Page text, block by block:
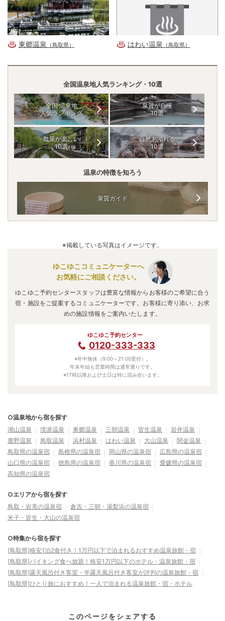
東郷温泉 （鳥取県） はわい温泉 （鳥取県）
全国温泉地人気ランキング・10選
全国 温泉地
人気ランキング
泉質が自慢
10選
散策が楽しい
10選
自然あふれる
10選
温泉の特徴を知ろう
泉質ガイド
※掲載している写真はイメージです。
ゆこゆこコミュニケーターへ
お気軽にご相談ください。
ゆこゆこ予約センタースタッフは豊富な情報からお客様のご希望に合う
宿・施設をご提案するコミュニケーターです。お客様に寄り添い、お求
めの施設情報をご案内いたします。
ゆこゆこ予約センター
0120-333-333
※年中無休（9:00～21:00受付）。
年末年始も営業時間は通常通りです。
※17時以降および土日は特に混み合います。
○温泉地から宿を探す
湖山温泉
境港温泉 東郷温泉 三朝温泉 皆生温泉
岩井温泉
鹿野温泉
鳥取温泉 浜村温泉 はわい温泉 大山温泉
関金温泉
鳥取県の温泉宿
島根県の温泉宿 岡山県の温泉宿
広島県の温泉宿
山口県の温泉宿
徳島県の温泉宿 香川県の温泉宿
愛媛県の温泉宿
高知県の温泉宿
○エリアから宿を探す
鳥取・岩美の温泉宿
倉吉・三朝・湯梨浜の温泉宿
米子・皆生・大山の温泉宿
○特集から宿を探す
[鳥取県]格安1泊2食付き！1万円以下で泊まれるおすすめ温泉旅館・宿
[鳥取県]バイキング食べ放題！格安1万円以下のホテル・温泉旅館・宿
[鳥取県]露天風呂付き客室・半露天風呂付き客室が評判の温泉旅館・宿
[鳥取県]ひとり旅におすすめ！一人で泊まれる温泉旅館・宿・ホテル
このページをシェアする